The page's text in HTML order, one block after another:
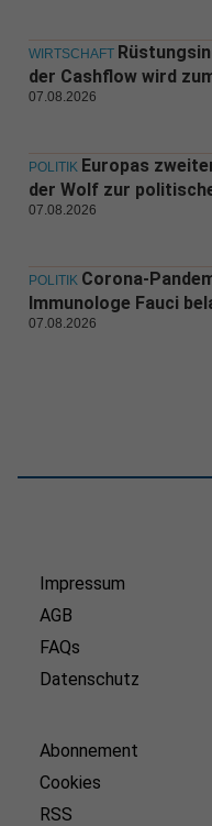
WIRTSCHAFT
der Cashflow wird
07.08.2026
POLITIK Europas
der Wolf zur
07.08.2026
POLITIK Corona-
Immunologe Fauci
07.08.2026
Impressum
AGB
FAQs
Datenschutz
Abonnement
Cookies
RSS